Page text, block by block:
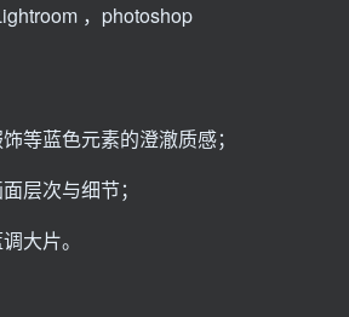
，photoshop
等蓝色元素的澄澈质感；
层次与细节；
大片。